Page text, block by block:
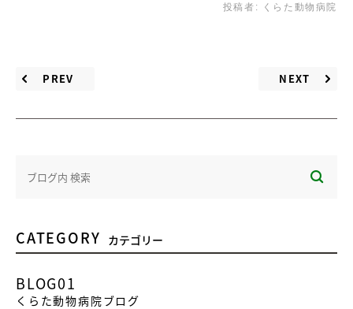
投稿者: くらた動物病院
PREV NEXT
CATEGORY カテゴリー
BLOG01
くらた動物病院ブログ